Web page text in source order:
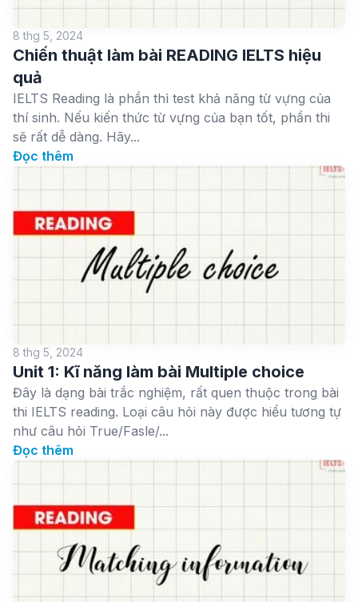
8 thg 5, 2024
Chiến thuật làm bài READING IELTS hiệu
quả
IELTS Reading là phần thì test khả năng từ vựng của
thí sinh. Nếu kiến thức từ vựng của bạn tốt, phần thi
sẽ rất dễ dàng. Hãy...
Đọc thêm
8 thg 5, 2024
Unit 1: Kĩ năng làm bài Multiple choice
Đây là dạng bài trắc nghiệm, rất quen thuộc trong bài
thi IELTS reading. Loại câu hỏi này được hiểu tương tự
như câu hỏi True/Fasle/...
Đọc thêm